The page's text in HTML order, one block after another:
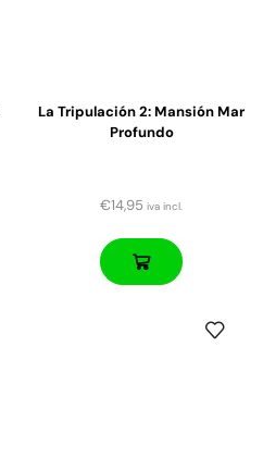
La Tripulación 2: Mansión Mar
Profundo
€14,95 iva incl.